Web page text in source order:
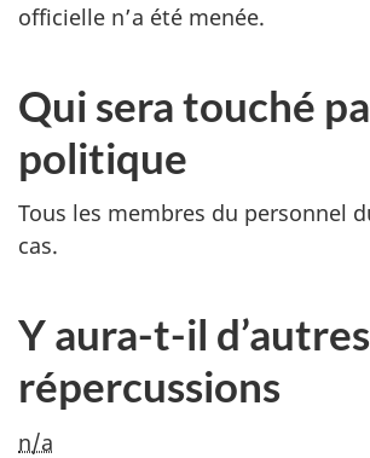
officielle n’a été menée.
Qui sera touché
politique
Tous les membres du personnel
cas.
Y aura-t-il d’autres
répercussions
n/a